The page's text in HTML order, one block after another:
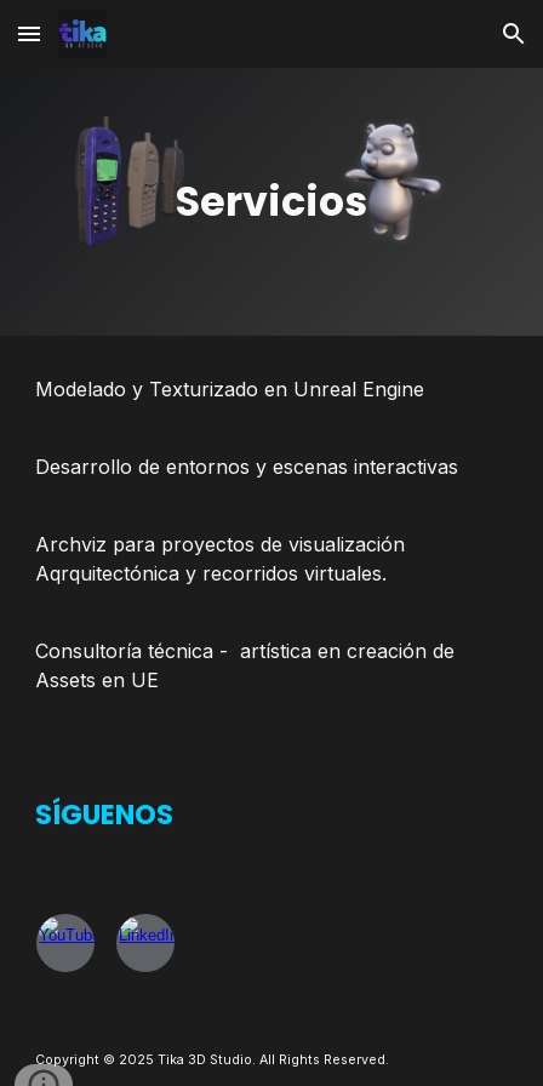
Skip to main content Skip to navigation
Servicios
Modelado y Texturizado en Unreal Engine
Desarrollo de entornos y escenas interactivas
Archviz para proyectos de visualización
Aqrquitectónica y recorridos virtuales.
Consultoría técnica - artística en creación de
Assets en UE
SÍGUENOS
Copyright © 2025 Tika 3D Studio. All Rights Reserved.